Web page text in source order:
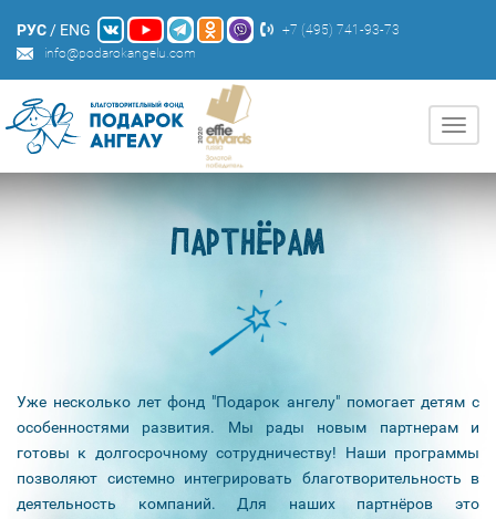
РУС / ENG
+7 (495) 741-93-73
info@podarokangelu.com
ПАРТНЁРАМ
Уже несколько лет фонд "Подарок ангелу" помогает детям с
особенностями развития. Мы рады новым партнерам и
готовы к долгосрочному сотрудничеству! Наши программы
позволяют системно интегрировать благотворительность в
деятельность компаний. Для наших партнёров это